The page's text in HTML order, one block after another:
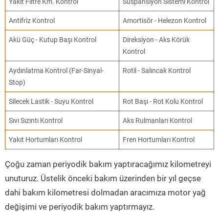
Antifriz Kontrol Amortisör - Helezon Kontrol
Akü Güç - Kutup Başı Kontrol
Direksiyon - Aks Körük
Kontrol
Aydınlatma Kontrol (Far-Sinyal-
Stop)
Rotil - Salıncak Kontrol
Silecek Lastik - Suyu Kontrol Rot Başı - Rot Kolu Kontrol
Sıvı Sızıntı Kontrol Aks Rulmanları Kontrol
Yakıt Hortumları Kontrol Fren Hortumları Kontrol
Çoğu zaman periyodik bakım yaptıracağımız kilometreyi
unuturuz. Üstelik önceki bakım üzerinden bir yıl geçse
dahi bakım kilometresi dolmadan aracımıza motor yağ
değişimi ve periyodik bakım yaptırmayız.